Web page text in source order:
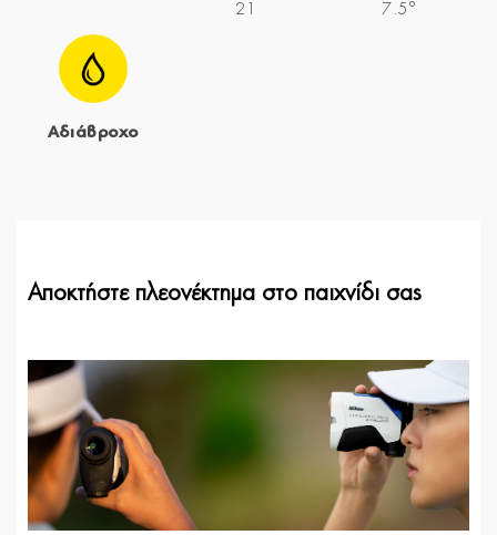
21 7.5°
Αδιάβροχο
Αποκτήστε πλεονέκτημα στο παιχνίδι σας